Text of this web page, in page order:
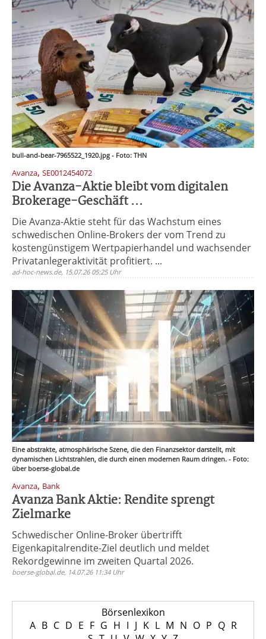
bull-and-bear-7965522_1920.jpg - Foto: THN
Avanza, SE0012454072
Die Avanza-Aktie bleibt vom digitalen
Brokerage-Geschäft ...
Die Avanza-Aktie steht für das Wachstum eines
schwedischen Online-Brokers der vom Trend zu
kostengünstigem Wertpapierhandel und wachsender
Privatanlegeraktivität profitiert. ...
ad-hoc-news.de, 15.07.26 05:25 Uhr
Eine abstrakte, atmosphärische Szene, die den Finanzsektor darstellt, mit
dynamischen Lichtstrahlen, die durch einen modernen Raum dringen. - Foto:
über boerse-global.de
Avanza, Bank
Avanza Bank Aktie: Rendite sprengt
Zielmarke
Schwedischer Online-Broker übertrifft
Eigenkapitalrendite-Ziel deutlich und meldet
Rekordgewinne im zweiten Quartal 2026.
boerse-global.de, 14.07.26 11:34 Uhr
Börsenlexikon
A B C D E F G H I J K L M N O P Q R